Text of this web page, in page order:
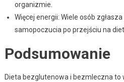
organizmie.
Więcej energii: Wiele osób
samopoczucia po przejściu na
Podsumowanie
Dieta bezglutenowa i bezmleczna